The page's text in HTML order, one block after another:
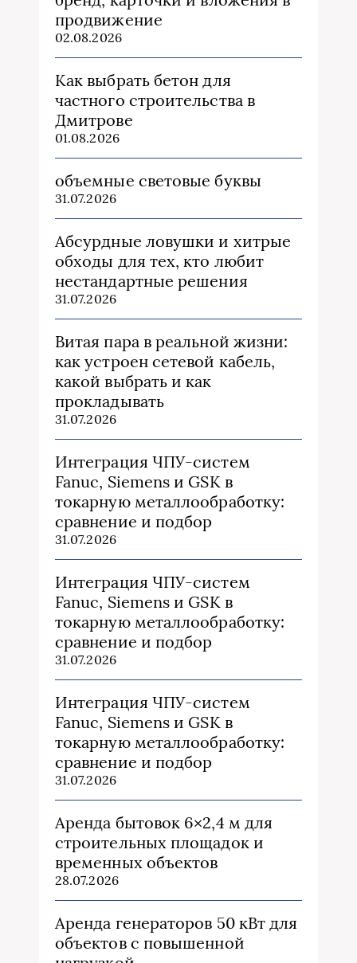
продвижение
02.08.2026
Как выбрать бетон для
частного строительства в
Дмитрове
01.08.2026
объемные световые буквы
31.07.2026
Абсурдные ловушки и хитрые
обходы для тех, кто любит
нестандартные решения
31.07.2026
Витая пара в реальной жизни:
как устроен сетевой кабель,
какой выбрать и как
прокладывать
31.07.2026
Интеграция ЧПУ-систем
Fanuc, Siemens и GSK в
токарную металлообработку:
сравнение и подбор
31.07.2026
Интеграция ЧПУ-систем
Fanuc, Siemens и GSK в
токарную металлообработку:
сравнение и подбор
31.07.2026
Интеграция ЧПУ-систем
Fanuc, Siemens и GSK в
токарную металлообработку:
сравнение и подбор
31.07.2026
Аренда бытовок 6×2,4 м для
строительных площадок и
временных объектов
28.07.2026
Аренда генераторов 50 кВт для
объектов с повышенной